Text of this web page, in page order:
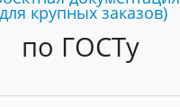
крупных заказов)
по ГОСТу